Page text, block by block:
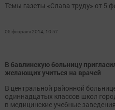
Темы газеты «Слава труду» от 5
05 февраля 2014, 10:57
В бавлинскую больницу
желающих учиться на врачей
В центральной районной
одиннадцатых классов школ
в медицинские учебные